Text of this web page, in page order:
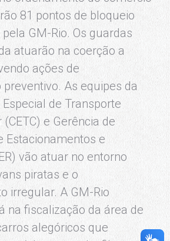
81 pontos de bloqueio
GM-Rio. Os guardas
atuarão na coerção a
ações de
As equipes da
de Transporte
e Gerência de
Estacionamentos e
vão atuar no entorno
piratas e o
irregular. A GM-Rio
na fiscalização da área de
alegóricos que